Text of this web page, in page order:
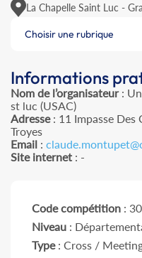
La Chapelle Saint Luc -
Choisir une rubrique
Informations
Nom de l’organisateur:
st luc (USAC)
Adresse: 11 Impasse Des
Troyes
Email :
Site internet : -
Code compétition :
Niveau :
Type: Cross /